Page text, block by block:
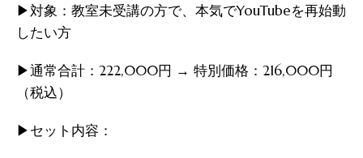
▶︎対象：教室未受講の方で、本気でYouTubeを再始動
したい方
▶︎通常合計：222,000円 → 特別価格：216,000円
（税込）
▶︎セット内容：